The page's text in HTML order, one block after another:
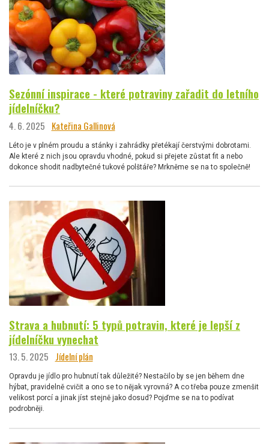
Sezónní inspirace - které potraviny zařadit do letního
jídelníčku?
4. 6. 2025 Kateřina Gallinová
Léto je v plném proudu a stánky i zahrádky přetékají čerstvými dobrotami.
Ale které z nich jsou opravdu vhodné, pokud si přejete zůstat fit a nebo
dokonce shodit nadbytečné tukové polštáře? Mrkněme se na to společně!
Strava a hubnutí: 5 typů potravin, které je lepší z
jídelníčku vynechat
13. 5. 2025 Jídelní plán
Opravdu je jídlo pro hubnutí tak důležité? Nestačilo by se jen během dne
hýbat, pravidelně cvičit a ono se to nějak vyrovná? A co třeba pouze zmenšit
velikost porcí a jinak jíst stejně jako dosud? Pojďme se na to podívat
podrobněji.